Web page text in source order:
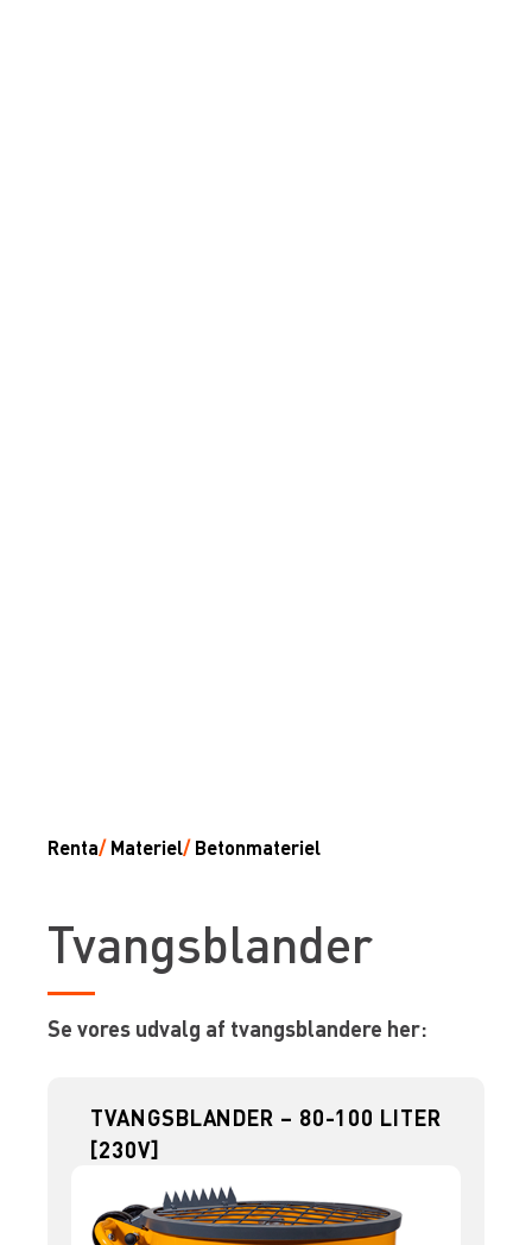
Renta/ Materiel/ Betonmateriel
Tvangsblander
Se vores udvalg af tvangsblandere her:
TVANGSBLANDER – 80-100 LITER
[230V]